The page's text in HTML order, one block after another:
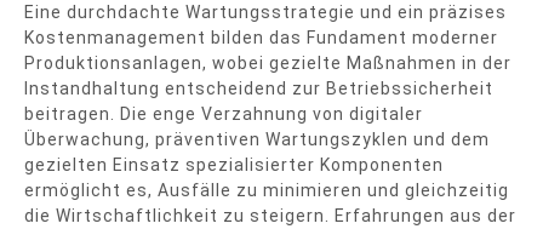
Eine durchdachte Wartungsstrategie und ein präzises
Kostenmanagement bilden das Fundament moderner
Produktionsanlagen, wobei gezielte Maßnahmen in der
Instandhaltung entscheidend zur Betriebssicherheit
beitragen. Die enge Verzahnung von digitaler
Überwachung, präventiven Wartungszyklen und dem
gezielten Einsatz spezialisierter Komponenten
ermöglicht es, Ausfälle zu minimieren und gleichzeitig
die Wirtschaftlichkeit zu steigern. Erfahrungen aus der